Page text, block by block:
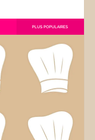
PLUS POPULAIRES